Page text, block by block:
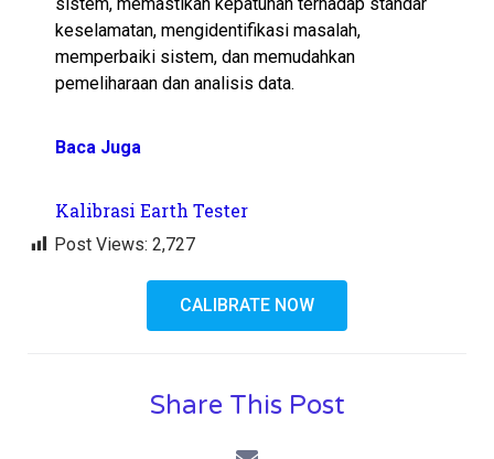
keselamatan, mengidentifikasi masalah,
memperbaiki sistem, dan memudahkan
pemeliharaan dan analisis data.
Baca Juga
Kalibrasi Earth Tester
Post Views: 2,727
CALIBRATE NOW
Share This Post